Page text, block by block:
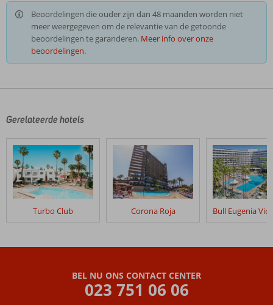
Beoordelingen die ouder zijn dan 48 maanden worden niet
meer weergegeven om de relevantie van de getoonde
beoordelingen te garanderen. Meer info over onze
beoordelingen.
Gerelateerde hotels
Turbo Club Corona Roja
BEL NU ONS CONTACT CENTER
023 751 06 06